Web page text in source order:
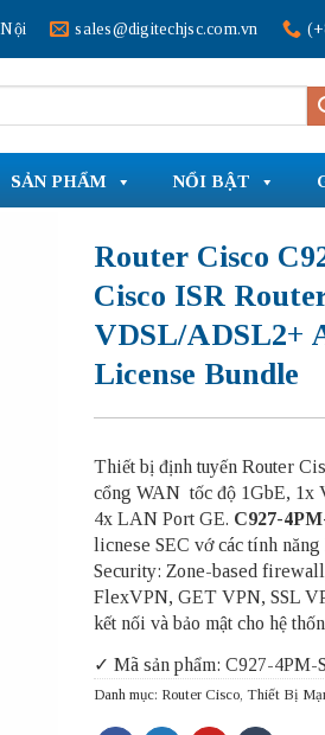
sales@digitechjsc.com.vn
SẢN PHẨM NỔI BẬT
Router Cisco
Cisco ISR
VDSL/ADSL2+
License Bundle
Thiết bị định tuyến Router
cổng WAN tốc độ 1GbE, 1x
4x LAN Port GE. C927-
licnese SEC vớ các tính năng
Security: Zone-based
FlexVPN, GET VPN, SSL
kết nối và bảo mật cho hệ
✓ Mã sản phẩm: C927-4PM-
Danh mục: Router Cisco, Thiết Bị